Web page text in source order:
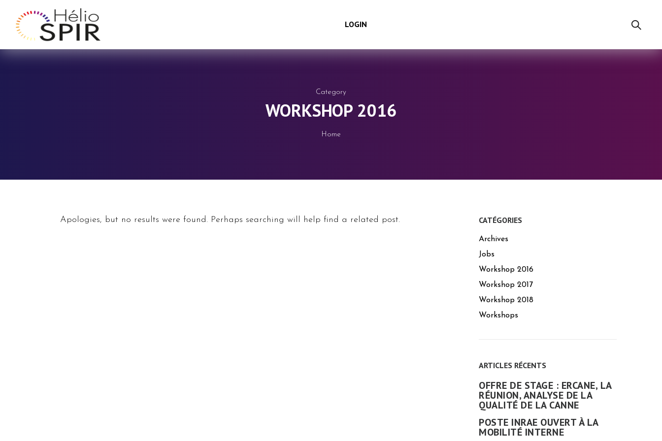
LOGIN
Category
WORKSHOP 2016
Home
Apologies, but no results were found. Perhaps searching will help find a related post. CATÉGORIES
Archives
Jobs
Workshop 2016
Workshop 2017
Workshop 2018
Workshops
ARTICLES RÉCENTS
OFFRE DE STAGE : ERCANE, LA
RÉUNION, ANALYSE DE LA
QUALITÉ DE LA CANNE
POSTE INRAE OUVERT À LA
MOBILITÉ INTERNE